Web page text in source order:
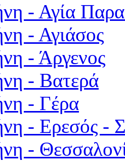
- Αγία
- Αγιάσος
- Άργενος
- Βατερά
- Γέρα
- Ερεσός -
-